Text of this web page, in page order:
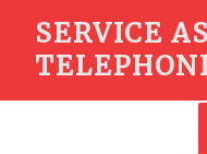
contenu
SERVICE